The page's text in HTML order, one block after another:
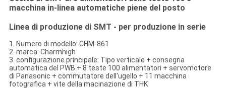
macchina in-linea automatiche piene del posto
Linea di produzione di SMT - per produzione in serie
1. Numero di modello: CHM-861
2. marca: Charmhigh
3. configurazione principale: Tipo verticale + consegna
automatica del PWB + 8 teste 100 alimentatori + servomotore
di Panasonic + commutatore dell'ugello + 11 macchina
fotografica + vite della macinazione di THK